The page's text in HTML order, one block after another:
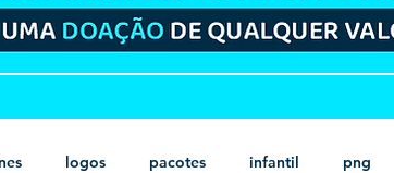
logos pacotes infantil png